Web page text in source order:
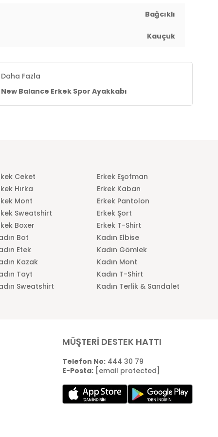
New Balance
Bağcıklı
Kauçuk
Daha Fazla
New Balance Erkek Spor Ayakkabı
Ceket
Erkek Eşofman
Hırka
Erkek Kaban
Mont
Erkek Pantolon
Sweatshirt
Erkek Şort
Boxer
Erkek T-Shirt
Bot
Kadın Elbise
Etek
Kadın Gömlek
Kazak
Kadın Mont
Tayt
Kadın T-Shirt
Sweatshirt Kadın Terlik & Sandalet
MÜŞTERİ DESTEK HATTI
Telefon No:444 30 79
E-Posta:
[email protected]